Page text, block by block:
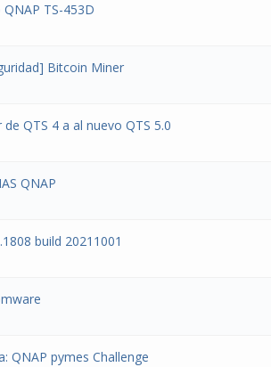
TS-453D
Bitcoin Miner
QTS 4 a al nuevo QTS 5.0
QNAP
build 20211001
QNAP pymes Challenge